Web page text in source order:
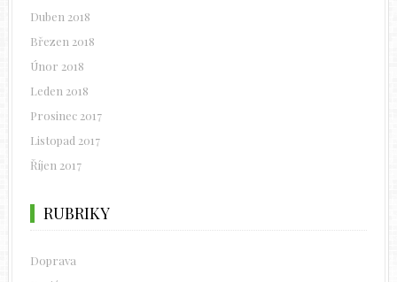
Duben 2018
Březen 2018
Únor 2018
Leden 2018
Prosinec 2017
Listopad 2017
Říjen 2017
RUBRIKY
Doprava